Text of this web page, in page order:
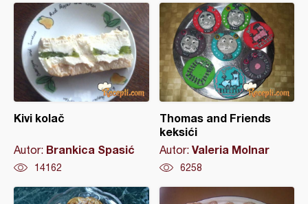
Kivi kolač
Autor: Brankica Spasić
14162
Thomas and Friends
keksići
Autor: Valeria Molnar
6258